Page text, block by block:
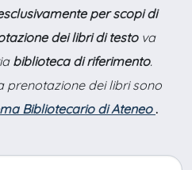
per scopi di
dei libri di testova
biblioteca di riferimento.
prenotazione dei libri sono
Bibliotecario di Ateneo .